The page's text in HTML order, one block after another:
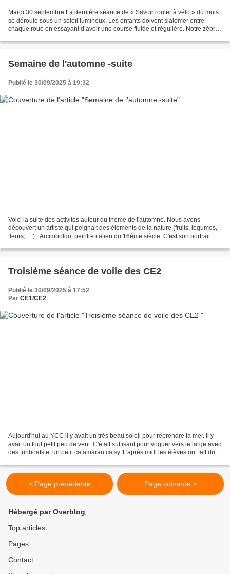
Mardi 30 septembre La dernière séance de « Savoir rouler à vélo » du mois
se déroule sous un soleil lumineux. Les enfants doivent slalomer entre
chaque roue en essayant d’avoir une course fluide et régulière. Notre zèbre
Semaine de l'automne -suite
Publié le 30/09/2025 à 19:32
Voici la suite des activités autour du thème de l'automne. Nous avons
découvert un artiste qui peignait des éléments de la nature (fruits, légumes,
fleurs, …) : Arcimboldo, peintre italien du 16ème siècle. C'est son portrait
Troisième séance de voile des CE2
Publié le 30/09/2025 à 17:52
Par CE1/CE2
Aujourd'hui au YCC il y avait un très beau soleil pour reprendre la mer. Il y
avait un tout petit peu de vent. C'était suffisant pour voguer vers le large avec
des funboats et un petit catamaran catsy. L'après midi les élèves ont fait du
< Page précédente Page suivante >
Hébergé par Overblog
Top articles
Pages
Contact